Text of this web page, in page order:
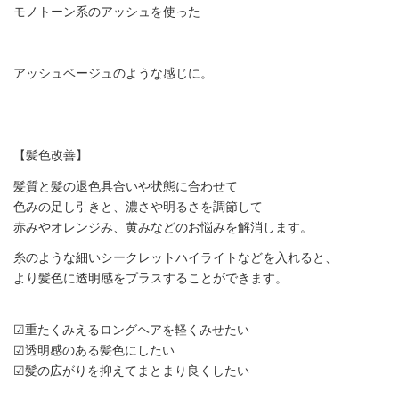
モノトーン系のアッシュを使った
アッシュベージュのような感じに。
【髪色改善】
髪質と髪の退色具合いや状態に合わせて
色みの足し引きと、濃さや明るさを調節して
赤みやオレンジみ、黄みなどのお悩みを解消します。
糸のような細いシークレットハイライトなどを入れると、
より髪色に透明感をプラスすることができます。
☑︎重たくみえるロングヘアを軽くみせたい
☑︎透明感のある髪色にしたい
☑︎髪の広がりを抑えてまとまり良くしたい